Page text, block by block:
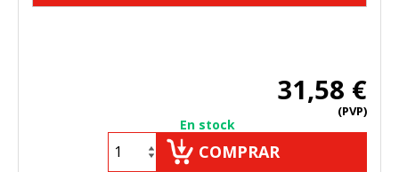
31,58 €
(PVP)
En stock
COMPRAR